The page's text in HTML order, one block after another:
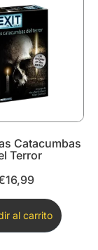
Catacumbas
Terror
16,99
al carrito